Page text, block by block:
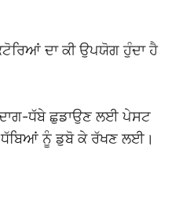
ਦਾ ਕੀ ਉਪਯੋਗ ਹੁੰਦਾ ਹੈ
ਧੱਬੇ ਛੁਡਾਉਣ ਲਈ ਪੇਸਟ
ਧੱਬਿਆਂ ਨੂੰ ਡੁਬੋ ਕੇ ਰੱਖਣ ਲਈ।